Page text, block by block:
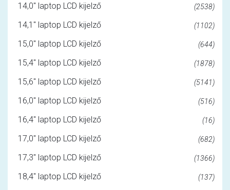
14,0" laptop LCD kijelző (2538)
14,1" laptop LCD kijelző (1102)
15,0" laptop LCD kijelző (644)
15,4" laptop LCD kijelző (1878)
15,6" laptop LCD kijelző (5141)
16,0" laptop LCD kijelző (516)
16,4" laptop LCD kijelző (16)
17,0" laptop LCD kijelző (682)
17,3" laptop LCD kijelző (1366)
18,4" laptop LCD kijelző (137)